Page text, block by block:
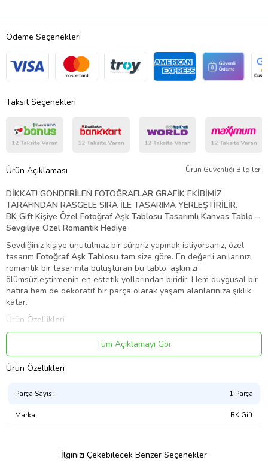
Ödeme Seçenekleri
Taksit Seçenekleri
Ürün Açıklaması Ürün Güvenliği Bilgileri
DİKKAT! GÖNDERİLEN FOTOĞRAFLAR GRAFİK EKİBİMİZ
TARAFINDAN RASGELE SIRA İLE TASARIMA YERLEŞTİRİLİR.
BK Gift Kişiye Özel Fotoğraf Aşk Tablosu Tasarımlı Kanvas Tablo –
Sevgiliye Özel Romantik Hediye
Sevdiğiniz kişiye unutulmaz bir sürpriz yapmak istiyorsanız, özel
tasarım Fotoğraf Aşk Tablosu tam size göre. En değerli anılarınızı
romantik bir tasarımla buluşturan bu tablo, aşkınızı
ölümsüzleştirmenin en estetik yollarından biridir. Hem duygusal bir
hatıra hem de dekoratif bir parça olarak yaşam alanlarınıza şıklık
katar.
Ürün Özellikleri
Baskı Kalitesi
Kişiye Özel Tasarım
Kullanıma Hazır
: Tablo, ahşap gergilerle gerilmiş şekilde çerçevesiz
: Özel kutusunda özenle paketlenerek gönderilir.
Tüm Açıklamayı Gör
Ürün Özellikleri
Parça Sayısı 1 Parça
Marka BK Gift
İlginizi Çekebilecek Benzer Seçenekler